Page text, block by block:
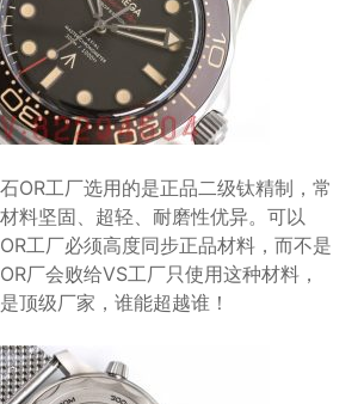
OR工厂选用的是正品二级钛精制，常
料坚固、超轻、耐磨性优异。可以
工厂必须高度同步正品材料，而不是
厂会败给VS工厂只使用这种材料，
顶级厂家，谁能超越谁！